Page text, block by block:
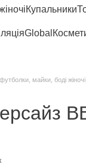
Купальники
Global
майки, боді